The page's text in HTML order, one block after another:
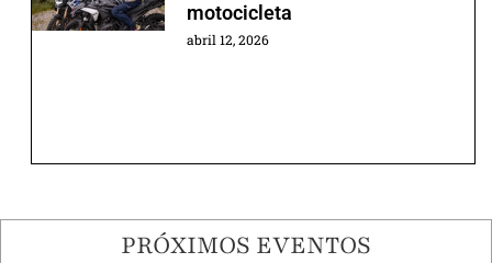
motocicleta
abril 12, 2026
PRÓXIMOS EVENTOS